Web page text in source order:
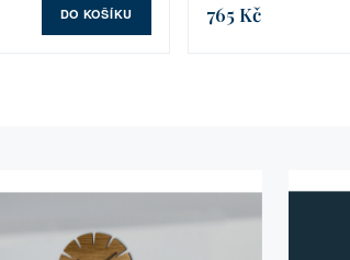
DO KOŠÍKU 765 Kč